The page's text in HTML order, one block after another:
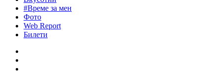
#Време за мен
Фото
Web Report
Билети